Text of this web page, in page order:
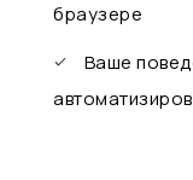
браузере
Ваше